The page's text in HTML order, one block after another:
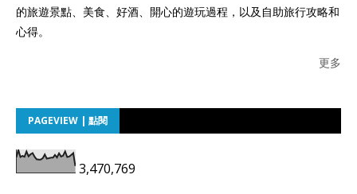
的旅遊景點、美食、好酒、開心的遊玩過程，以及自助旅行攻略和
心得。
更多
PAGEVIEW | 點閱
3,470,769